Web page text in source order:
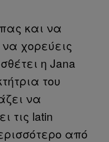
και να
χορεύεις
η Jana
του
να
τις latin
από